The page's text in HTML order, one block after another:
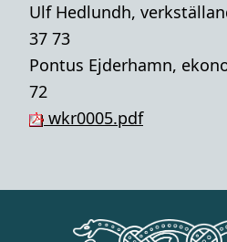
Ulf Hedlundh,
37 73
Pontus Ejderhamn,
72
wkr0005.pdf